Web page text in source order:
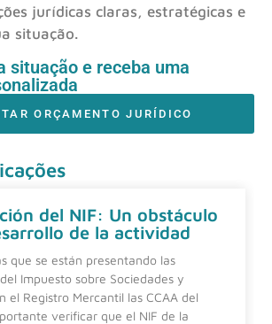
jurídicas claras, estratégicas e
situação.
situação e receba uma
ORÇAMENTO JURÍDICO
del NIF: Un obstáculo
de la actividad
que se están presentando las
Impuesto sobre Sociedades y
el Registro Mercantil las CCAA del
verificar que el NIF de la